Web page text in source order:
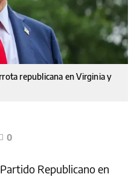
republicana en Virginia y
0
Republicano en